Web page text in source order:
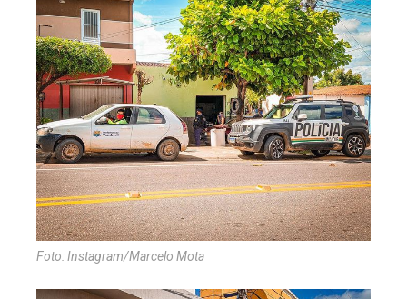
Foto: Instagram/Marcelo Mota